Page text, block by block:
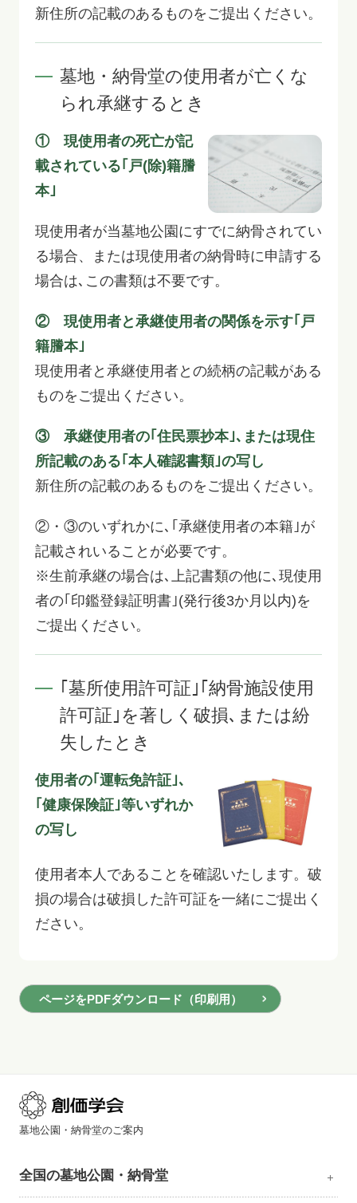
新住所の記載のあるものをご提出ください。
墓地・納骨堂の使用者が亡くな
られ承継するとき
① 現使用者の死亡が記
載されている｢戸(除)籍謄
本｣
現使用者が当墓地公園にすでに納骨されてい
る場合、または現使用者の納骨時に申請する
場合は､この書類は不要です。
② 現使用者と承継使用者の関係を示す｢戸
籍謄本｣
現使用者と承継使用者との続柄の記載がある
ものをご提出ください。
③ 承継使用者の｢住民票抄本｣､または現住
所記載のある｢本人確認書類｣の写し
新住所の記載のあるものをご提出ください。
②・③のいずれかに､｢承継使用者の本籍｣が
記載されいることが必要です。
※生前承継の場合は､上記書類の他に､現使用
者の｢印鑑登録証明書｣(発行後3か月以内)を
ご提出ください。
｢墓所使用許可証｣｢納骨施設使用
許可証｣を著しく破損､または紛
失したとき
使用者の｢運転免許証｣､
｢健康保険証｣等いずれか
の写し
使用者本人であることを確認いたします。破
損の場合は破損した許可証を一緒にご提出く
ださい。
ページをPDFダウンロード（印刷用）
墓地公園・納骨堂のご案内
全国の墓地公園・納骨堂